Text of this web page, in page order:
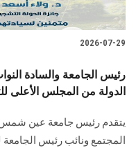
2026-07-29
رئيس الجامعة والسادة
الدولة من المجلس الأعلى
يتقدم رئيس جامعة عين
المجتمع ونائب رئيس